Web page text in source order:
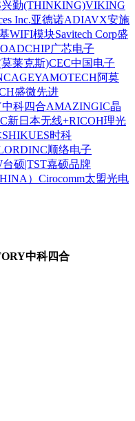
勤(THINKING)VIKING
Inc.亚德诺ADIAVX安施
WIFI模块Savitech Corp盛
广芯电子
莱克斯)CEC中国电子
AMOTECH阿莫
盛微先进
中科四合AMAZINGIC晶
新日本无线+RICOH理光
SHIKUES时科
顺络电子
硕|TST嘉硕品牌
） Cirocomm太盟光电
中科四合